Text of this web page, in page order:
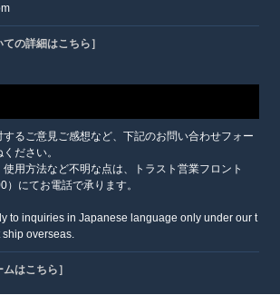
の詳細はこちら］
るご意見ご感想など、下記のお問い合わせフォー
ださい。
用方法など不明な点は、トラスト営業フロント
）にてお電話で承ります。
to inquiries in Japanese language only under our t
ship overseas.
はこちら］